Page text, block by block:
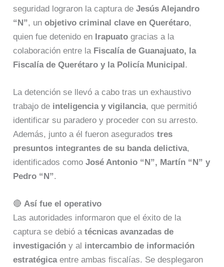
seguridad lograron la captura deJesús Alejandro
“N”, unobjetivo criminal clave en Querétaro,
quien fue detenido en Irapuato gracias a la
colaboración entre la Fiscalía de Guanajuato, la
Fiscalía de Querétaro y la Policía Municipal.
La detención se llevó a cabo tras un exhaustivo
trabajo de inteligencia y vigilancia, que permitió
identificar su paradero y proceder con su arresto.
Además, junto a él fueron aseguradostres
presuntos integrantes de su banda delictiva,
identificados comoJosé Antonio “N”, Martín “N” y
Pedro “N”.
🔴Así fue el operativo
Las autoridades informaron que el éxito de la
captura se debió atécnicas avanzadas de
investigación y al intercambio de información
estratégicaentre ambas fiscalías. Se desplegaron